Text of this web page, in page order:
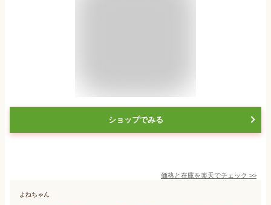
ショップでみる
価格と在庫を楽天でチェック >>
よねちゃん